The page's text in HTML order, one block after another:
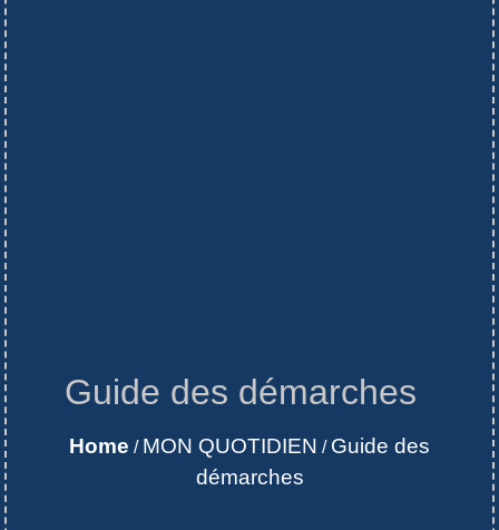
Guide des démarches
Home / MON QUOTIDIEN / Guide des
démarches